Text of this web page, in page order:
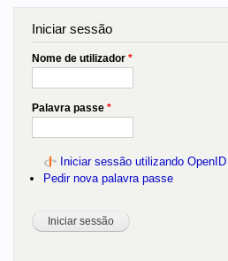
Iniciar sessão
Nome de utilizador *
Palavra passe *
Iniciar sessão utilizando OpenID
Pedir nova palavra passe